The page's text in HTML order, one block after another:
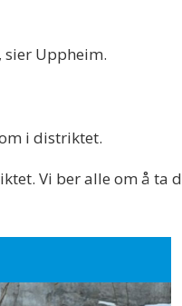
Uppheim.
i distriktet.
Vi ber alle om å ta